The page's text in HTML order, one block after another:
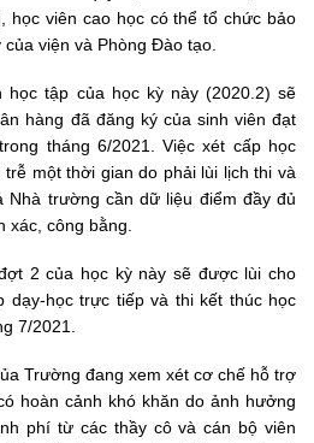
học viên cao học có thể tổ chức bảo
viện và Phòng Đào tạo.
học tập của học kỳ này (2020.2) sẽ
hàng đã đăng ký của sinh viên đạt
tháng 6/2021. Việc xét cấp học
một thời gian do phải lùi lịch thi và
Nhà trường cần dữ liệu điểm đầy đủ
xác, công bằng.
2 của học kỳ này sẽ được lùi cho
dạy-học trực tiếp và thi kết thúc học
7/2021.
Trường đang xem xét cơ chế hỗ trợ
hoàn cảnh khó khăn do ảnh hưởng
phí từ các thầy cô và cán bộ viên